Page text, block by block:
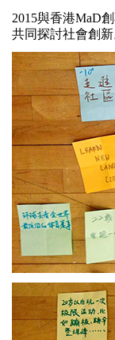
2015與香港MaD
共同探討社會創新